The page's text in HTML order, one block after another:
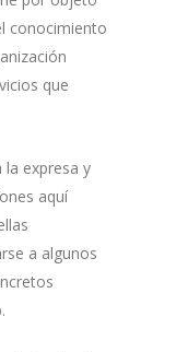
conocimiento
que
la expresa y
aquí
a algunos